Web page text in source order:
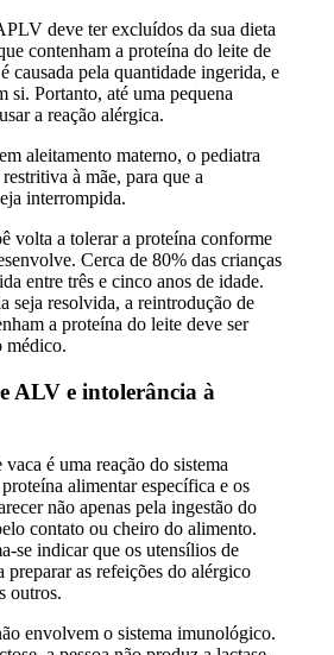
deve ter excluídos da sua dieta
contenham a proteína do leite de
causada pela quantidade ingerida, e
si. Portanto, até uma pequena
a reação alérgica.
aleitamento materno, o pediatra
à mãe, para que a
interrompida.
volta a tolerar a proteína conforme
Cerca de 80% das crianças
entre três e cinco anos de idade.
seja resolvida, a reintrodução de
a proteína do leite deve ser
médico.
ALV e intolerância à
é uma reação do sistema
alimentar específica e os
não apenas pela ingestão do
contato ou cheiro do alimento.
se indicar que os utensílios de
preparar as refeições do alérgico
outros.
envolvem o sistema imunológico.